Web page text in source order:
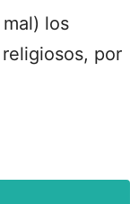
los
por